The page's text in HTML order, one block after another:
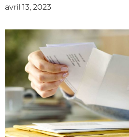
avril 13, 2023